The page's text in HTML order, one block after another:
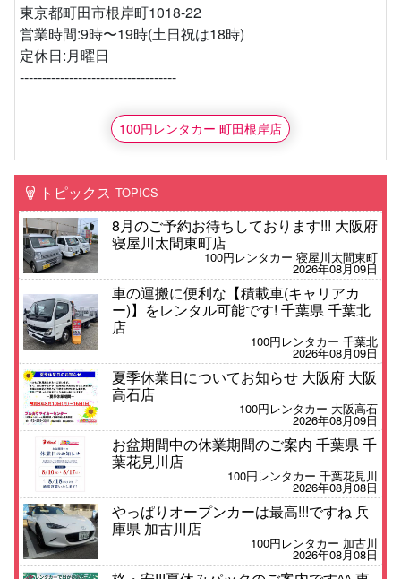
東京都町田市根岸町1018-22
営業時間:9時〜19時(土日祝は18時)
定休日:月曜日
‐‐‐‐‐‐‐‐‐‐‐‐‐‐---------------------
100円レンタカー 町田根岸店
トピックス TOPICS
8月のご予約お待ちしております!!! 大阪府
寝屋川太間東町店
100円レンタカー 寝屋川太間東町
2026年08月09日
車の運搬に便利な【積載車(キャリアカ
ー)】をレンタル可能です! 千葉県 千葉北
店
100円レンタカー 千葉北
2026年08月09日
夏季休業日についてお知らせ 大阪府 大阪
高石店
100円レンタカー 大阪高石
2026年08月09日
お盆期間中の休業期間のご案内 千葉県 千
葉花見川店
100円レンタカー 千葉花見川
2026年08月08日
やっぱりオープンカーは最高!!!ですね 兵
庫県 加古川店
100円レンタカー 加古川
2026年08月08日